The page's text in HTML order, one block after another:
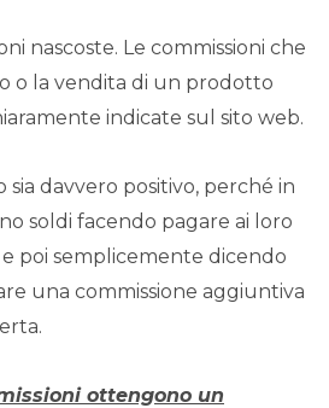
nascoste. Le commissioni che
o la vendita di un prodotto
indicate sul sito web.
davvero positivo, perché in
soldi facendo pagare ai loro
poi semplicemente dicendo
una commissione aggiuntiva
ottengono un